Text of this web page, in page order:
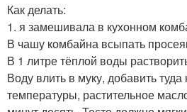
Как делать:
1. я замешивала в кухонном
В чашу комбайна всыпать
В 1 литре тёплой воды
Воду влить в муку, добавить
температуры, растительное